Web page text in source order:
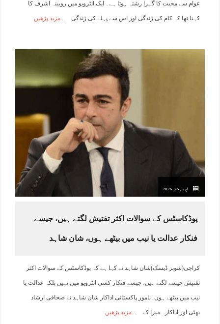
عوام سے محبت کا گہرا رشتہ ہوتا ہے۔ ایک انٹرویو میں روبینہ اشرف کا
کہنا تھا کہ کام کی زندگی اور اس سے پہلے کی زندگی مزید پڑھیں
اپریل 26, 2026
پوڈکاسٹس کے سوالات اکثر تفتیش لگتے ہیں، جیسے
فنکار عدالت یا نیب میں بیٹھے ہوں، شان شاہد
کراچی(شوبز ڈیسک)شان شاہد نے کہا ہے کہ پوڈکاسٹس کے سوالات اکثر
تفتیش جیسے لگتے ہیں، جیسے فنکار کسی انٹرویو میں نہیں بلکہ عدالت یا
نیب میں بیٹھے ہوں۔نامور پاکستانی اداکار شان شاہد نے صحافی ارشاد
بھٹی اور اداکارہ میرا کے مزید پڑھیں